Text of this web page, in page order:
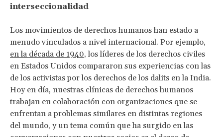
interseccionalidad
Los movimientos de derechos humanos han estado a
menudo vinculados a nivel internacional. Por ejemplo,
en la década de 1940, los líderes de los derechos civiles
en Estados Unidos compararon sus experiencias con las
de los activistas por los derechos de los dalits en la India.
Hoy en día, nuestras clínicas de derechos humanos
trabajan en colaboración con organizaciones que se
enfrentan a problemas similares en distintas regiones
del mundo, y un tema común que ha surgido en las